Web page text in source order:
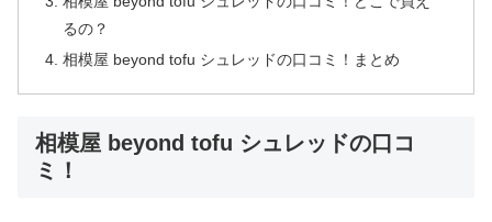
るの？
相模屋 beyond tofu シュレッドの口コミ！まとめ
相模屋 beyond tofu シュレッドの口コ
ミ！